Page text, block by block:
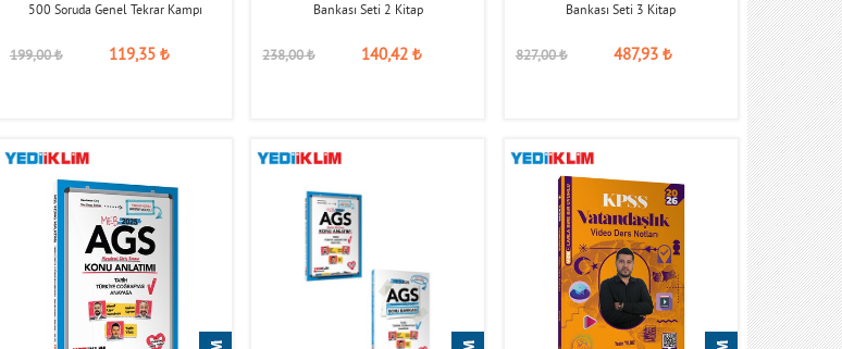
500 Soruda Genel Tekrar Kampı
199,00₺ 119,35₺
Bankası Seti 2 Kitap
238,00₺ 140,42 ₺
Bankası Seti 3 Kitap
827,00₺ 487,93₺